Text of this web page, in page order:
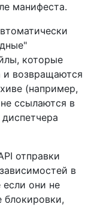
манифеста.
которые
и возвращаются
(например,
ссылаются в
отправки
в
они не
блокировки,